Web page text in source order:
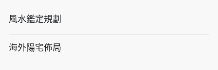
風水鑑定規劃
海外陽宅佈局